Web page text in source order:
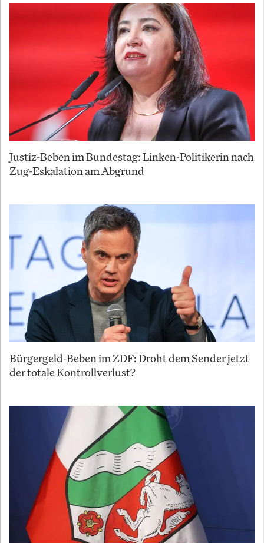
Justiz-Beben im Bundestag: Linken-Politikerin nach
Zug-Eskalation am Abgrund
Bürgergeld-Beben im ZDF: Droht dem Sender jetzt
der totale Kontrollverlust?